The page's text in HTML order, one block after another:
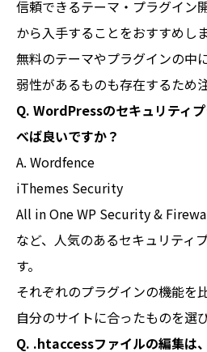
信頼できるテーマ・プラグイン
から入手することをおすすめしま
無料のテーマやプラグインの中
弱性があるものも存在するため
Q. WordPressのセキュリティ
べば良いですか？
A. Wordfence
iThemes Security
All in One WP Security &
など、人気のあるセキュリティ
す。
それぞれのプラグインの機能を
自分のサイトに合ったものを選
Q. .htaccessファイルの編集は